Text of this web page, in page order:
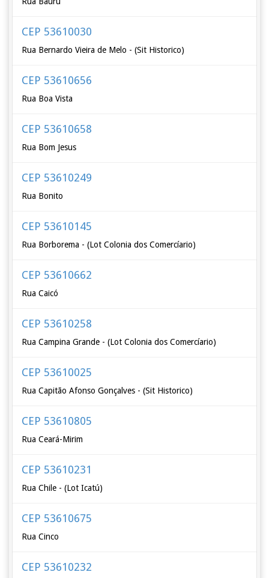
CEP 53610030
Rua Bernardo Vieira de Melo - (Sit Historico)
CEP 53610656
Rua Boa Vista
CEP 53610658
Rua Bom Jesus
CEP 53610249
Rua Bonito
CEP 53610145
Rua Borborema - (Lot Colonia dos Comercíario)
CEP 53610662
Rua Caicó
CEP 53610258
Rua Campina Grande - (Lot Colonia dos Comercíario)
CEP 53610025
Rua Capitão Afonso Gonçalves - (Sit Historico)
CEP 53610805
Rua Ceará-Mirim
CEP 53610231
Rua Chile - (Lot Icatú)
CEP 53610675
Rua Cinco
CEP 53610232